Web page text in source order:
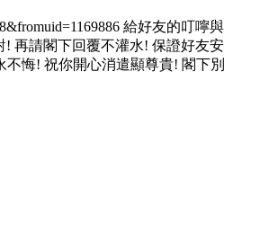
給好友的叮嚀與
! 再請閣下回覆不灌水! 保證好友安
悔! 祝你開心消遣顯尊貴! 閣下別